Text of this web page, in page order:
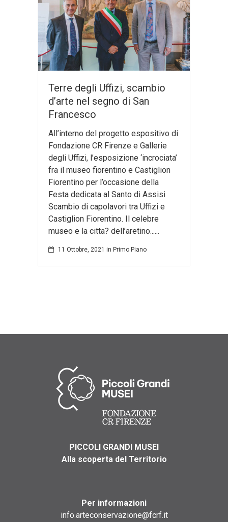
Terre degli Uffizi, scambio
d’arte nel segno di San
Francesco
All’interno del progetto espositivo di
Fondazione CR Firenze e Gallerie
degli Uffizi, l’esposizione ‘incrociata’
fra il museo fiorentino e Castiglion
Fiorentino per l’occasione della
Festa dedicata al Santo di Assisi
Scambio di capolavori tra Uffizi e
Castiglion Fiorentino. Il celebre
museo e la citta? dell’aretino......
11 Ottobre, 2021 in Primo Piano
PICCOLI GRANDI MUSEI
Alla scoperta del Territorio
Per informazioni
info.arteconservazione@fcrf.it